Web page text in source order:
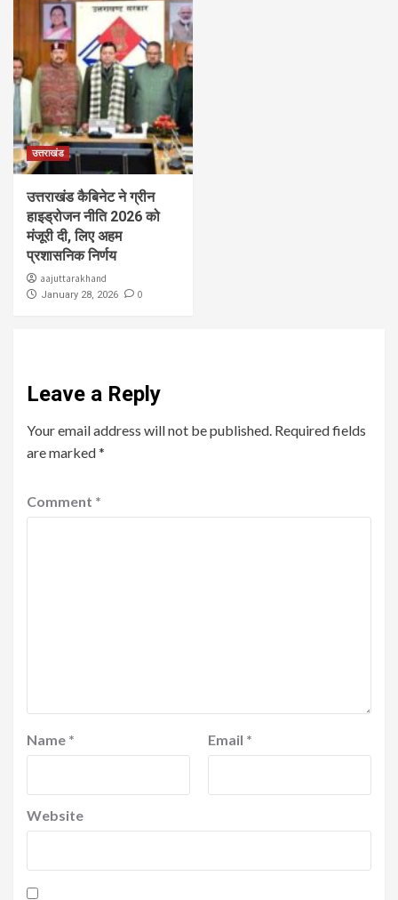
उत्तराखंड
उत्तराखंड कैबिनेट ने ग्रीन
हाइड्रोजन नीति 2026 को
मंजूरी दी, लिए अहम
प्रशासनिक निर्णय
aajuttarakhand
January 28, 2026 0
Leave a Reply
Your email address will not be published. Required fields
are marked*
Comment *
Name * Email *
Website